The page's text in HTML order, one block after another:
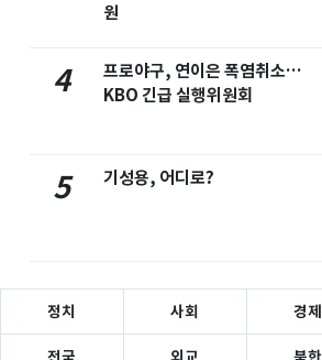
원
4
프로야구, 연이은 폭염취소…
KBO 긴급 실행위원회
5 기성용, 어디로?
정치 사회 경제